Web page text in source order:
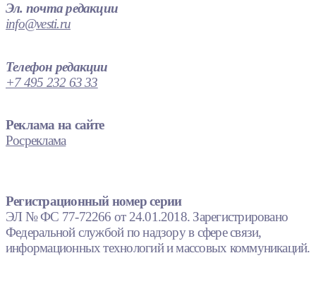
Эл. почта редакции
info@vesti.ru
Телефон редакции
+7 495 232 63 33
Реклама на сайте
Росреклама
Регистрационный номер серии
ЭЛ № ФС 77-72266 от 24.01.2018. Зарегистрировано
Федеральной службой по надзору в сфере связи,
информационных технологий и массовых коммуникаций.